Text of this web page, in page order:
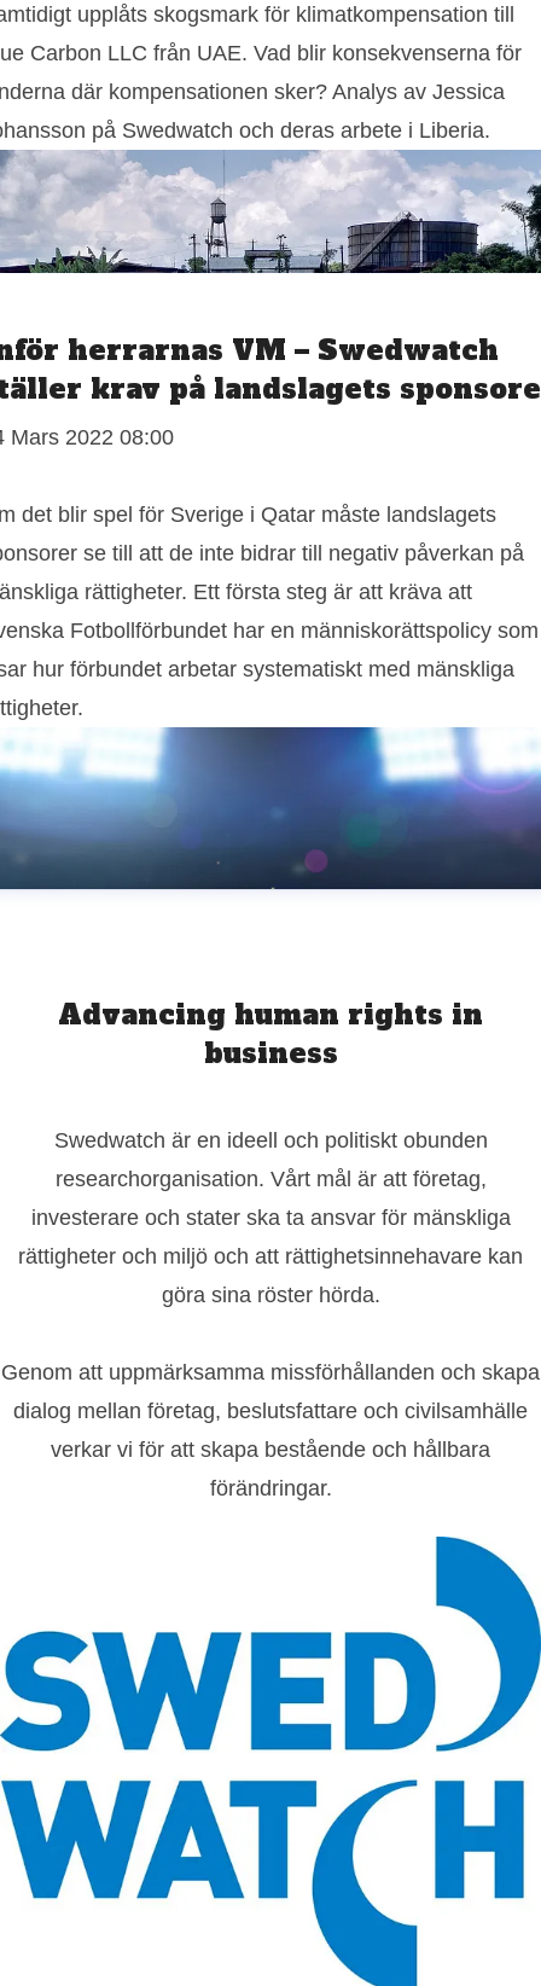
upplåts skogsmark för klimatkompensation till
Carbon LLC från UAE. Vad blir konsekvenserna för
där kompensationen sker? Analys av Jessica
på Swedwatch och deras arbete i Liberia.
herrarnas VM – Swedwatch
krav på landslagets
Mars 2022 08:00
det blir spel för Sverige i Qatar måste landslagets
se till att de inte bidrar till negativ påverkan på
rättigheter. Ett första steg är att kräva att
Fotbollförbundet har en människorättspolicy som
hur förbundet arbetar systematiskt med mänskliga
Advancing human rights in
business
Swedwatch är en ideell och politiskt obunden
researchorganisation. Vårt mål är att företag,
investerare och stater ska ta ansvar för mänskliga
rättigheter och miljö och att rättighetsinnehavare kan
göra sina röster hörda.
Genom att uppmärksamma missförhållanden och skapa
dialog mellan företag, beslutsfattare och civilsamhälle
verkar vi för att skapa bestående och hållbara
förändringar.